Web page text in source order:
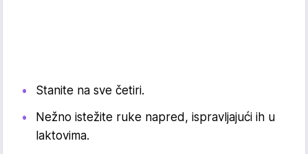
Stanite na sve četiri.
Nežno istežite ruke napred, ispravljajući ih u
laktovima.